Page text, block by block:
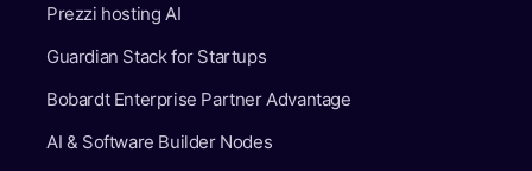
Prezzi hosting AI
Guardian Stack for Startups
Bobardt Enterprise Partner Advantage
AI & Software Builder Nodes